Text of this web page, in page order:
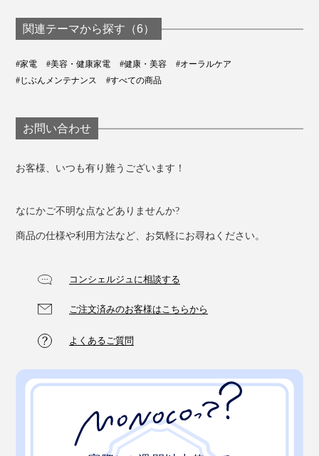
の「電子歯ブラシ」
｜PLAQLES プラクレ
関連テーマから探す（6）
#家電 #美容・健康家電 #健康・美容
#オーラルケア
#じぶんメンテナンス
#すべての商品
お問い合わせ
お客様、いつも有り難うございます！
なにかご不明な点などありませんか?
商品の仕様や利用方法など、お気軽にお尋ねください。
コンシェルジュに相談する
ご注文済みのお客様はこちらから
よくあるご質問